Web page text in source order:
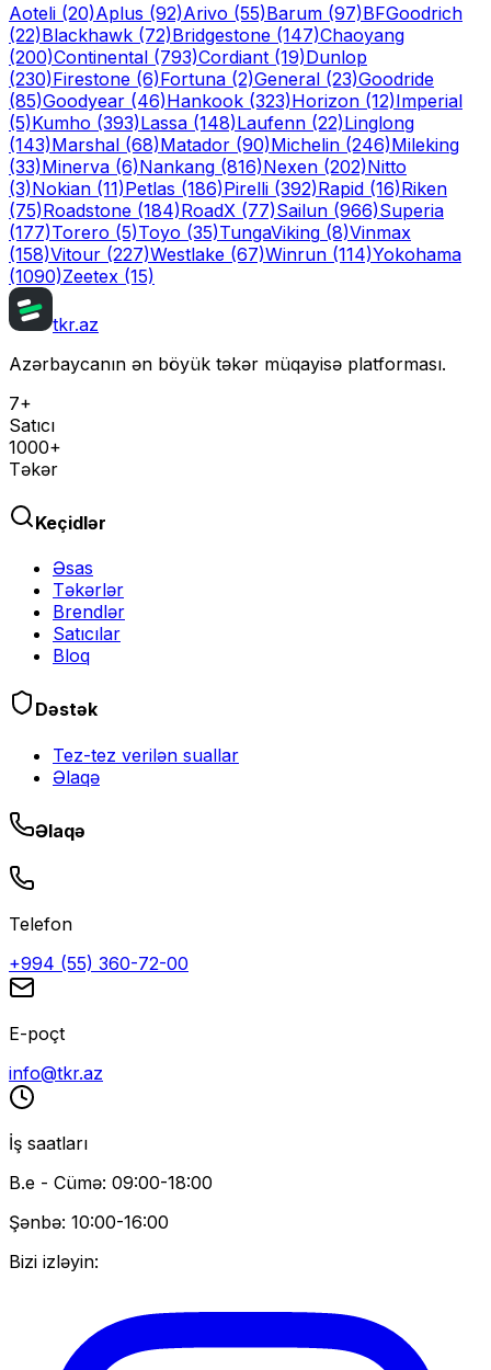
Aoteli (20)Aplus (92)Arivo (55)Barum (97)BFGoodrich
(22)Blackhawk (72)Bridgestone (147)Chaoyang
(200)Continental (793)Cordiant (19)Dunlop
(230)Firestone (6)Fortuna (2)General (23)Goodride
(85)Goodyear (46)Hankook (323)Horizon (12)Imperial
(5)Kumho (393)Lassa (148)Laufenn (22)Linglong
(143)Marshal (68)Matador (90)Michelin (246)Mileking
(33)Minerva (6)Nankang (816)Nexen (202)Nitto
(3)Nokian (11)Petlas (186)Pirelli (392)Rapid (16)Riken
(75)Roadstone (184)RoadX (77)Sailun (966)Superia
(177)Torero (5)Toyo (35)TungaViking (8)Vinmax
(158)Vitour (227)Westlake (67)Winrun (114)Yokohama
(1090)Zeetex (15)
tkr.az
Azərbaycanın ən böyük təkər müqayisə platforması.
7+
Satıcı
1000+
Təkər
Keçidlər
Əsas
Təkərlər
Brendlər
Satıcılar
Bloq
Dəstək
Tez-tez verilən suallar
Əlaqə
Əlaqə
Telefon
+994 (55) 360-72-00
E-poçt
info@tkr.az
İş saatları
B.e - Cümə: 09:00-18:00
Şənbə: 10:00-16:00
Bizi izləyin: